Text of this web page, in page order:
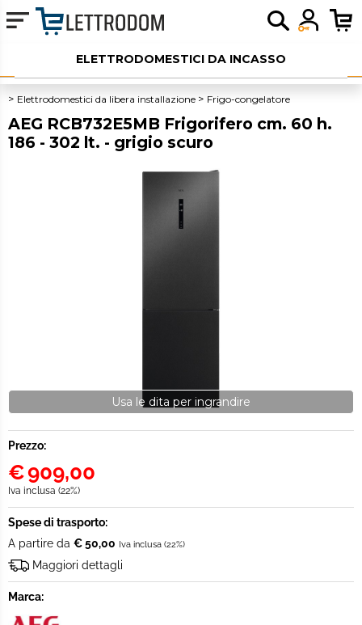
ELETTRODOMESTICI DA INCASSO
ELETTRODOMESTICI LIBERA INSTALLAZIONE
PICCOLI ELETTRODOMESTICI
SERVIZI AGGIUNTIVI
OUTLET
Elettrodomestici da libera installazione Frigo-congelatore
AEG RCB732E5MB Frigorifero cm. 60 h.
186 - 302 lt. - grigio scuro
Usa le dita per ingrandire
Prezzo:
€909,00
Iva inclusa (22%)
Spese di trasporto:
A partire da € 50,00 Iva inclusa (22%)
Maggiori dettagli
Marca: